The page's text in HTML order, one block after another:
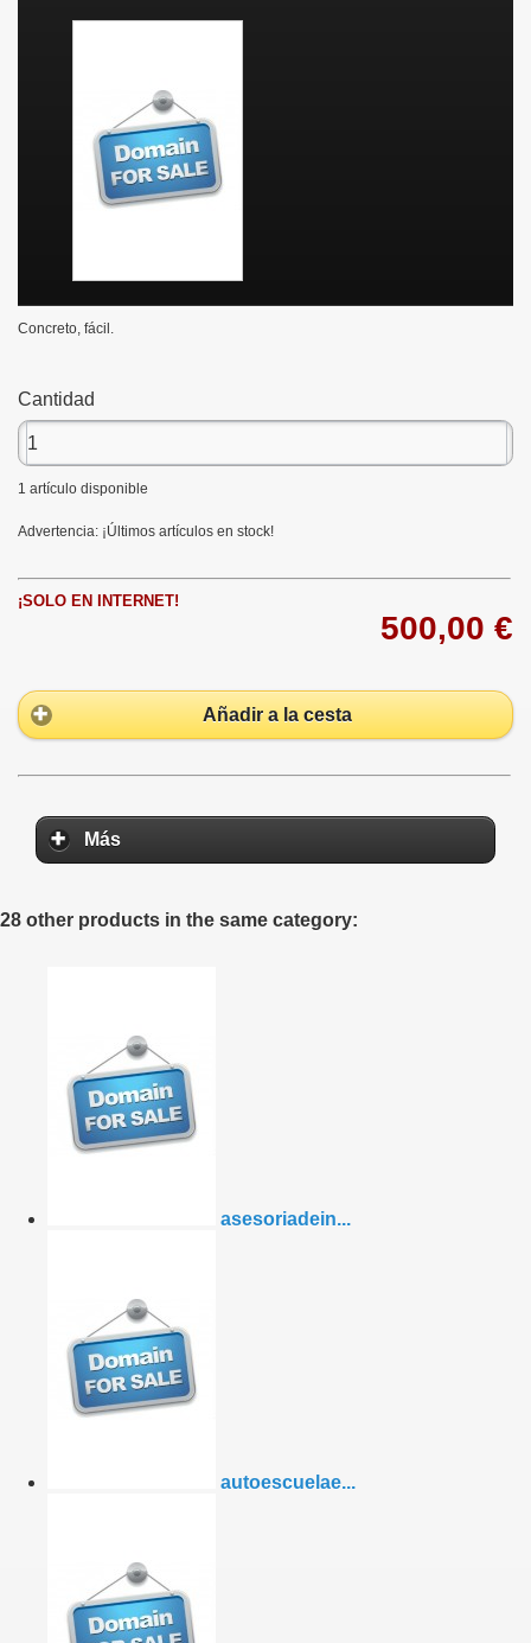
Concreto, fácil.
Cantidad
1 artículo disponible
Advertencia: ¡Últimos artículos en stock!
¡SOLO EN INTERNET!
500,00 €
Añadir a la cesta
Más
28 other products in the same category:
asesoriadein...
autoescuelae...